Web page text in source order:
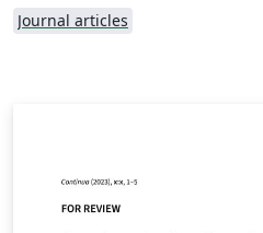
Journal articles